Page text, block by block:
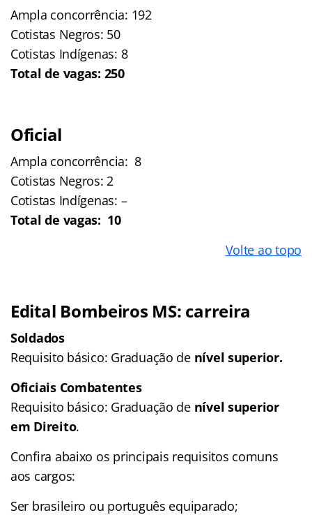
Ampla concorrência: 192
Cotistas Negros: 50
Cotistas Indígenas: 8
Total de vagas: 250
Oficial
Ampla concorrência: 8
Cotistas Negros: 2
Cotistas Indígenas: –
Total de vagas: 10
Volte ao topo
Edital Bombeiros MS: carreira
Soldados
Requisito básico: Graduação de nível superior.
Oficiais Combatentes
Requisito básico: Graduação de nível superior
em Direito.
Confira abaixo os principais requisitos comuns
aos cargos:
Ser brasileiro ou português equiparado;